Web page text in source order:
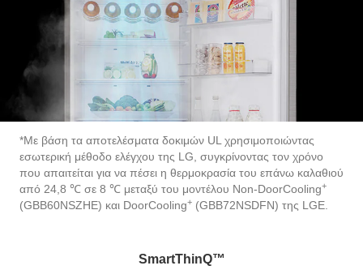
*Με βάση τα αποτελέσματα δοκιμών UL χρησιμοποιώντας
εσωτερική μέθοδο ελέγχου της LG, συγκρίνοντας τον χρόνο
που απαιτείται για να πέσει η θερμοκρασία του επάνω καλαθιού
από 24,8 ℃ σε 8 ℃ μεταξύ του μοντέλου Non-DoorCooling+
(GBB60NSZHE) και DoorCooling+ (GBB72NSDFN) της LGE.
SmartThinQ™